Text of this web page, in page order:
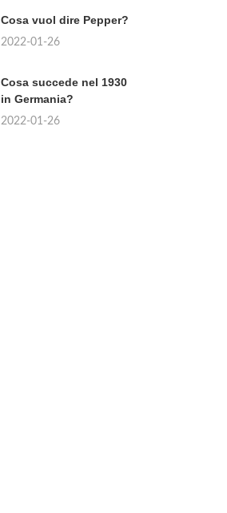
Cosa vuol dire Pepper?
2022-01-26
Cosa succede nel 1930
in Germania?
2022-01-26